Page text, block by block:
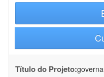
Título do Projeto: